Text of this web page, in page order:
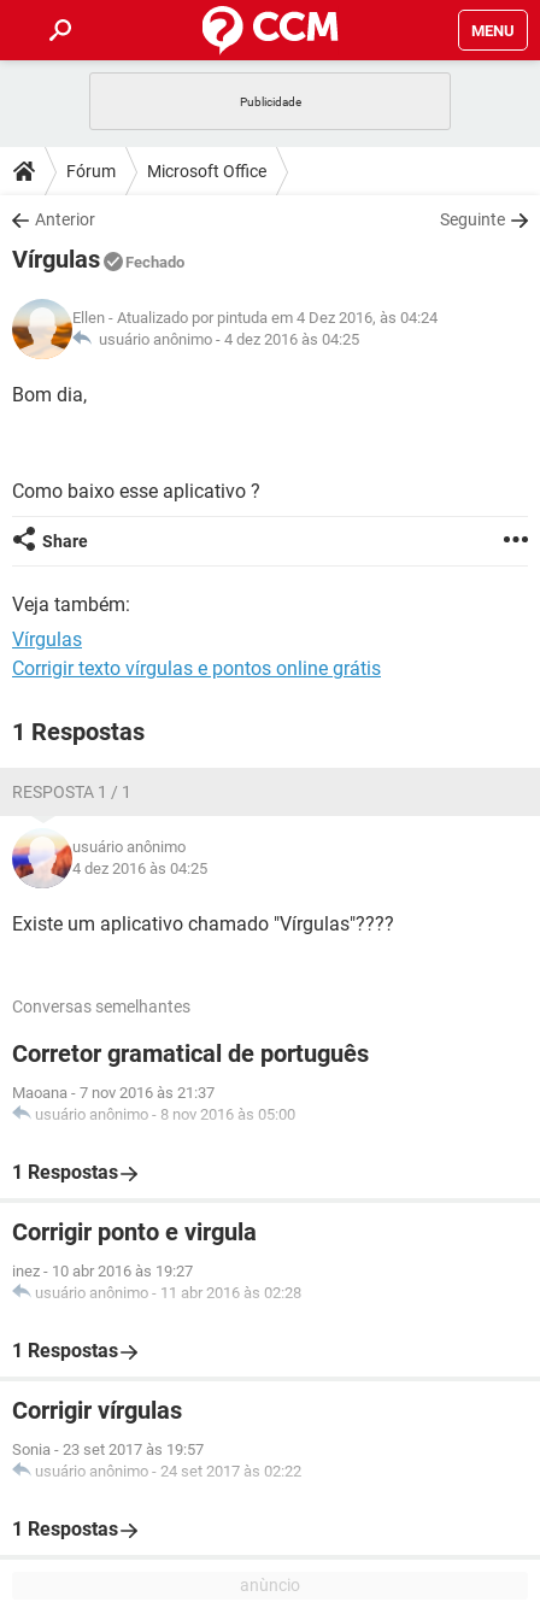
MENU
CELULAR
OUTLOOK
INSTAGRAM
GUIA DE COMPRAS
DICAS
JOGOS
INSTAGRAM GMAIL
GUIA DE COMPRAS
DOWNLOADS
JOGOS
CELULAR
OUTLOOK EXCEL
INSTAGRAM
FÓRUM
JOGOS WHATSAPP
CELULAR
OUTLOOK
GUIA DE COMPRAS
GLOSSÁRIO
JOGOS
GUIA DE COMPRAS
Fórum Microsoft Office
Anterior Seguinte
Vírgulas Fechado
Ellen - Atualizado por pintuda em 4 Dez 2016, às 04:24
usuário anônimo - 4 dez 2016 às 04:25
Bom dia,
Como baixo esse aplicativo ?
Share
Veja também:
Vírgulas
Corrigir texto vírgulas e pontos online grátis
1 Respostas
RESPOSTA 1 / 1
usuário anônimo
4 dez 2016 às 04:25
Existe um aplicativo chamado "Vírgulas"????
Conversas semelhantes
Corretor gramatical de português
Maoana - 7 nov 2016 às 21:37
usuário anônimo - 8 nov 2016 às 05:00
1 Respostas
Corrigir ponto e virgula
inez - 10 abr 2016 às 19:27
usuário anônimo - 11 abr 2016 às 02:28
1 Respostas
Corrigir vírgulas
Sonia - 23 set 2017 às 19:57
usuário anônimo - 24 set 2017 às 02:22
1 Respostas